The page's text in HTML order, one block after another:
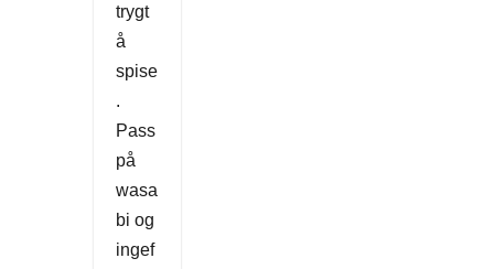
trygt
å
spise
.
Pass
på
wasa
bi og
ingef